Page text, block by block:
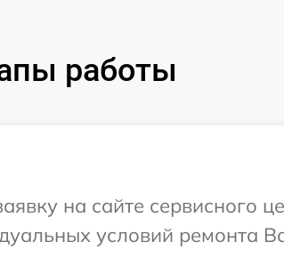
работы
на сайте сервисного
условий ремонта